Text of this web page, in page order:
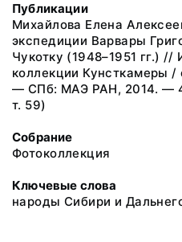
Публикации
Михайлова Елена
экспедиции Варвары
Чукотку (1948–1951 гг.)
коллекции Кунсткамеры
— СПб: МАЭ РАН, 2014. —
т. 59)
Собрание
Фотоколлекция
Ключевые слова
народы Сибири и